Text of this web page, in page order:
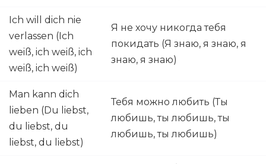
Ich will dich nie
verlassen (Ich
weiß, ich weiß, ich
weiß, ich weiß)
Я не хочу никогда тебя
покидать (Я знаю, я знаю, я
знаю, я знаю)
Man kann dich
lieben (Du liebst,
du liebst, du
liebst, du liebst)
Тебя можно любить (Ты
любишь, ты любишь, ты
любишь, ты любишь)